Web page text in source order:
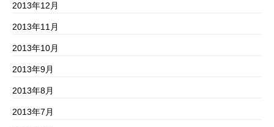
2013年12月
2013年11月
2013年10月
2013年9月
2013年8月
2013年7月